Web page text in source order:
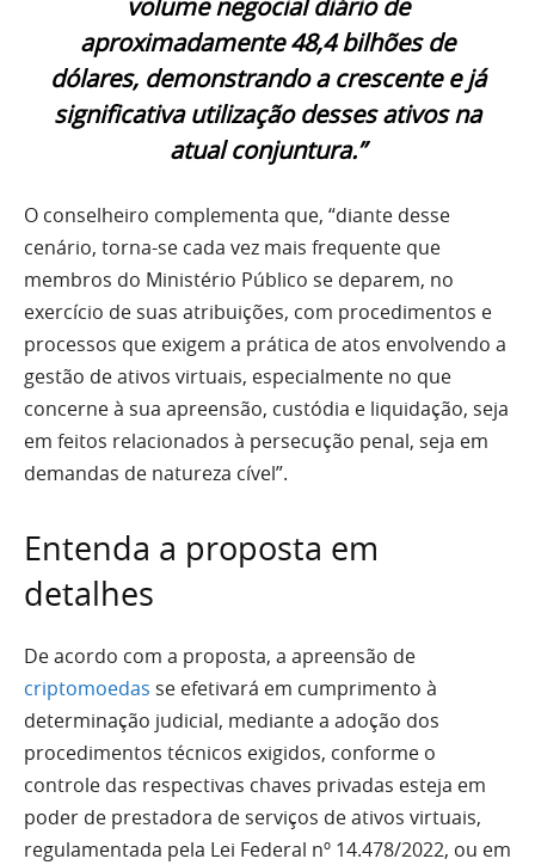
volume negocial diário de
aproximadamente 48,4 bilhões de
dólares, demonstrando a crescente e já
significativa utilização desses ativos na
atual conjuntura.”
O conselheiro complementa que, “diante desse
cenário, torna-se cada vez mais frequente que
membros do Ministério Público se deparem, no
exercício de suas atribuições, com procedimentos e
processos que exigem a prática de atos envolvendo a
gestão de ativos virtuais, especialmente no que
concerne à sua apreensão, custódia e liquidação, seja
em feitos relacionados à persecução penal, seja em
demandas de natureza cível”.
Entenda a proposta em
detalhes
De acordo com a proposta, a apreensão de
criptomoedas se efetivará em cumprimento à
determinação judicial, mediante a adoção dos
procedimentos técnicos exigidos, conforme o
controle das respectivas chaves privadas esteja em
poder de prestadora de serviços de ativos virtuais,
regulamentada pela Lei Federal nº 14.478/2022, ou em